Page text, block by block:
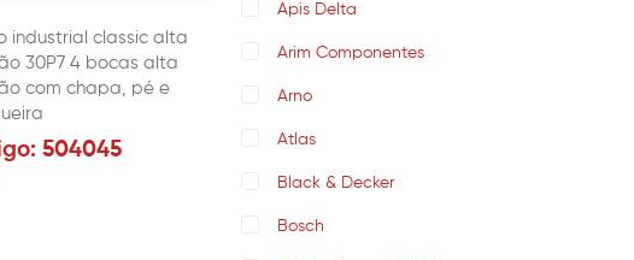
industrial classic alta
30P7 4 bocas alta
com chapa, pé e
504045
Apis Delta
Arim Componentes
Arno
Atlas
Black & Decker
Bosch